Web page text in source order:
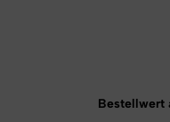
Bestellwert